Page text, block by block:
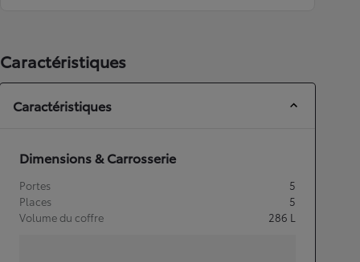
Caractéristiques
Caractéristiques
Dimensions & Carrosserie
Portes
5
Places
5
Volume du coffre
286 L